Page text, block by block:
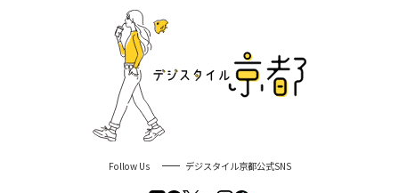
Follow Us デジスタイル京都公式SNS